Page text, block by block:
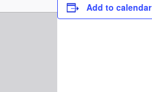
Add to calendar